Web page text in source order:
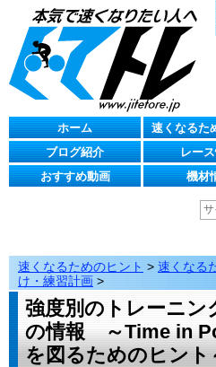
ホーム
速くなるた
ブログ紹介
レー
おすすめ動画
機材
速くなるためのヒント > 速くなる
け・練習計画 >
強度別のトレーニン
の情報 ～Time in
を図るためのヒント